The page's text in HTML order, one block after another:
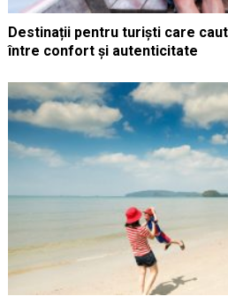
Destinații pentru turiști care
între confort și autenticitate